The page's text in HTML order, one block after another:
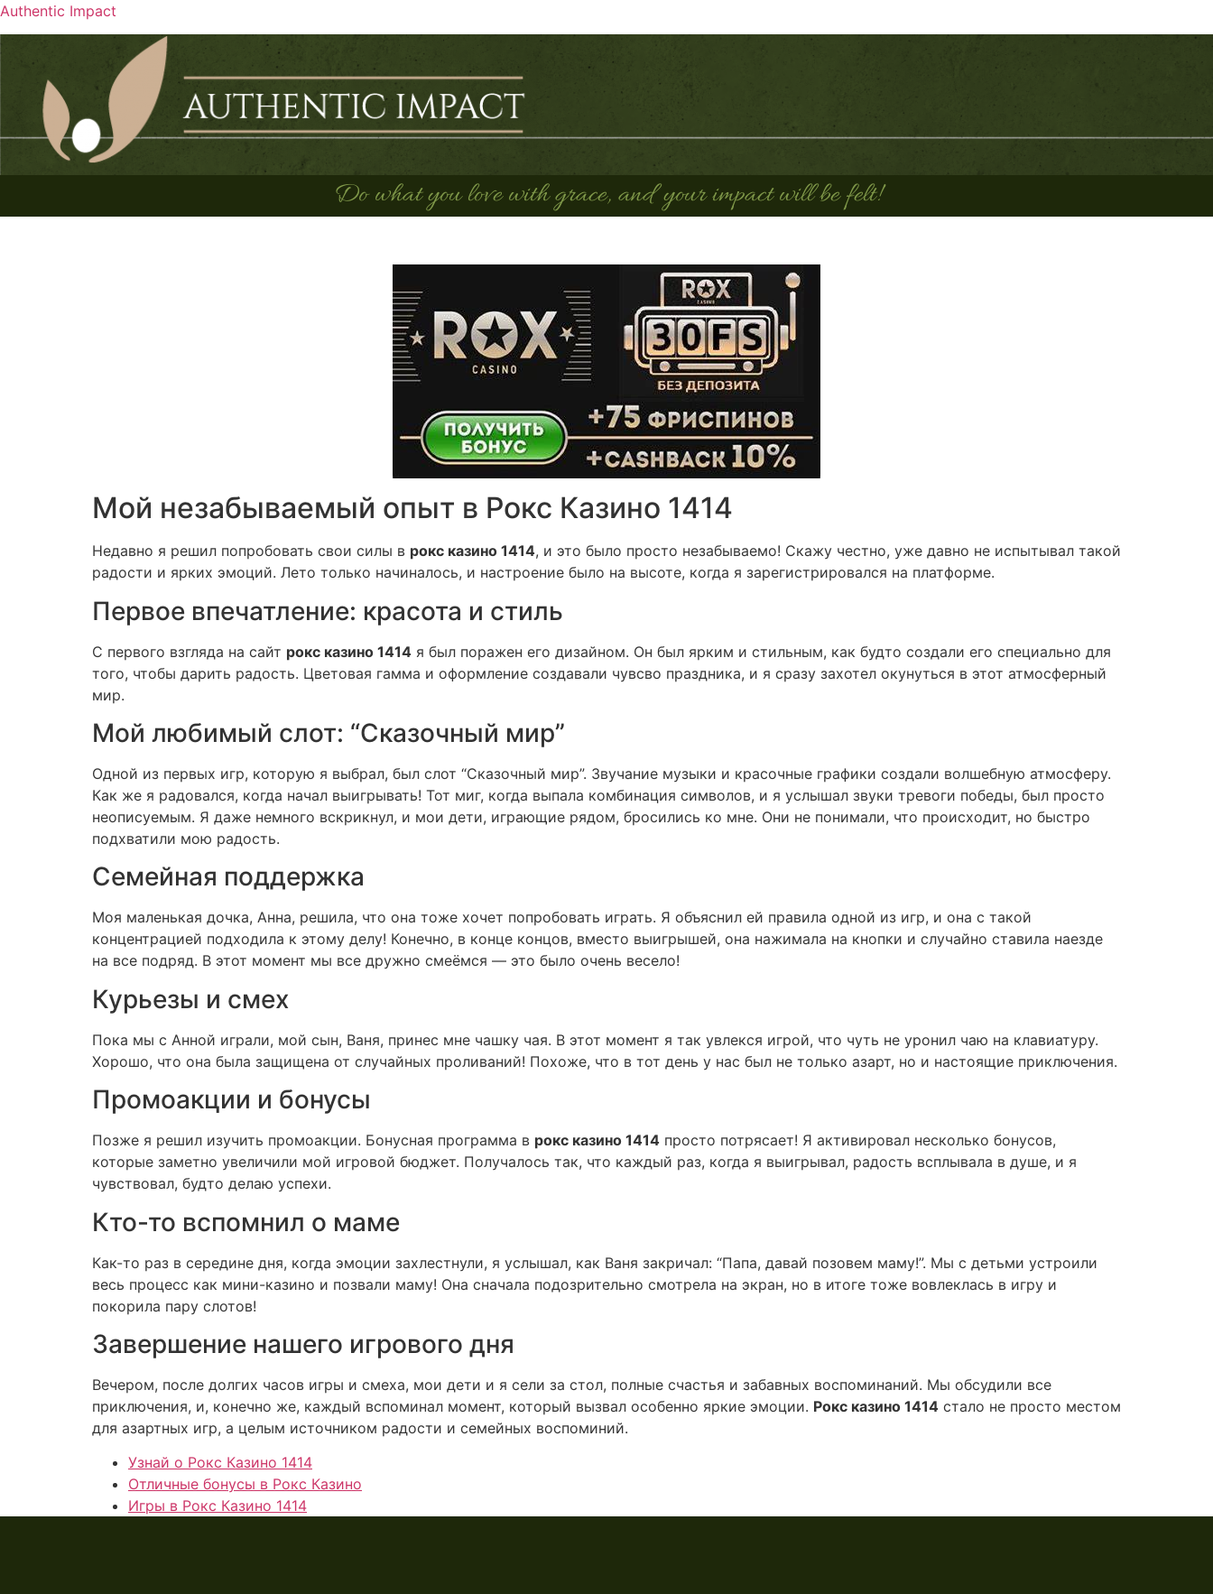
Authentic Impact
Do what you love with grace, and your impact will be felt!
Мой незабываемый опыт в Рокс Казино 1414
Недавно я решил попробовать свои силы в рокс казино 1414, и это было просто незабываемо! Скажу честно, уже давно не испытывал такой
радости и ярких эмоций. Лето только начиналось, и настроение было на высоте, когда я зарегистрировался на платформе.
Первое впечатление: красота и стиль
С первого взгляда на сайт рокс казино 1414 я был поражен его дизайном. Он был ярким и стильным, как будто создали его специально для
того, чтобы дарить радость. Цветовая гамма и оформление создавали чувсво праздника, и я сразу захотел окунуться в этот атмосферный
мир.
Мой любимый слот: “Сказочный мир”
Одной из первых игр, которую я выбрал, был слот “Сказочный мир”. Звучание музыки и красочные графики создали волшебную атмосферу.
Как же я радовался, когда начал выигрывать! Тот миг, когда выпала комбинация символов, и я услышал звуки тревоги победы, был просто
неописуемым. Я даже немного вскрикнул, и мои дети, играющие рядом, бросились ко мне. Они не понимали, что происходит, но быстро
подхватили мою радость.
Семейная поддержка
Моя маленькая дочка, Анна, решила, что она тоже хочет попробовать играть. Я объяснил ей правила одной из игр, и она с такой
концентрацией подходила к этому делу! Конечно, в конце концов, вместо выигрышей, она нажимала на кнопки и случайно ставила наезде
на все подряд. В этот момент мы все дружно смеёмся — это было очень весело!
Курьезы и смех
Пока мы с Анной играли, мой сын, Ваня, принес мне чашку чая. В этот момент я так увлекся игрой, что чуть не уронил чаю на клавиатуру.
Хорошо, что она была защищена от случайных проливаний! Похоже, что в тот день у нас был не только азарт, но и настоящие приключения.
Промоакции и бонусы
Позже я решил изучить промоакции. Бонусная программа в рокс казино 1414 просто потрясает! Я активировал несколько бонусов,
которые заметно увеличили мой игровой бюджет. Получалось так, что каждый раз, когда я выигрывал, радость всплывала в душе, и я
чувствовал, будто делаю успехи.
Кто-то вспомнил о маме
Как-то раз в середине дня, когда эмоции захлестнули, я услышал, как Ваня закричал: “Папа, давай позовем маму!”. Мы с детьми устроили
весь процесс как мини-казино и позвали маму! Она сначала подозрительно смотрела на экран, но в итоге тоже вовлеклась в игру и
покорила пару слотов!
Завершение нашего игрового дня
Вечером, после долгих часов игры и смеха, мои дети и я сели за стол, полные счастья и забавных воспоминаний. Мы обсудили все
приключения, и, конечно же, каждый вспоминал момент, который вызвал особенно яркие эмоции. Рокс казино 1414 стало не просто местом
для азартных игр, а целым источником радости и семейных воспоминий.
Узнай о Рокс Казино 1414
Отличные бонусы в Рокс Казино
Игры в Рокс Казино 1414